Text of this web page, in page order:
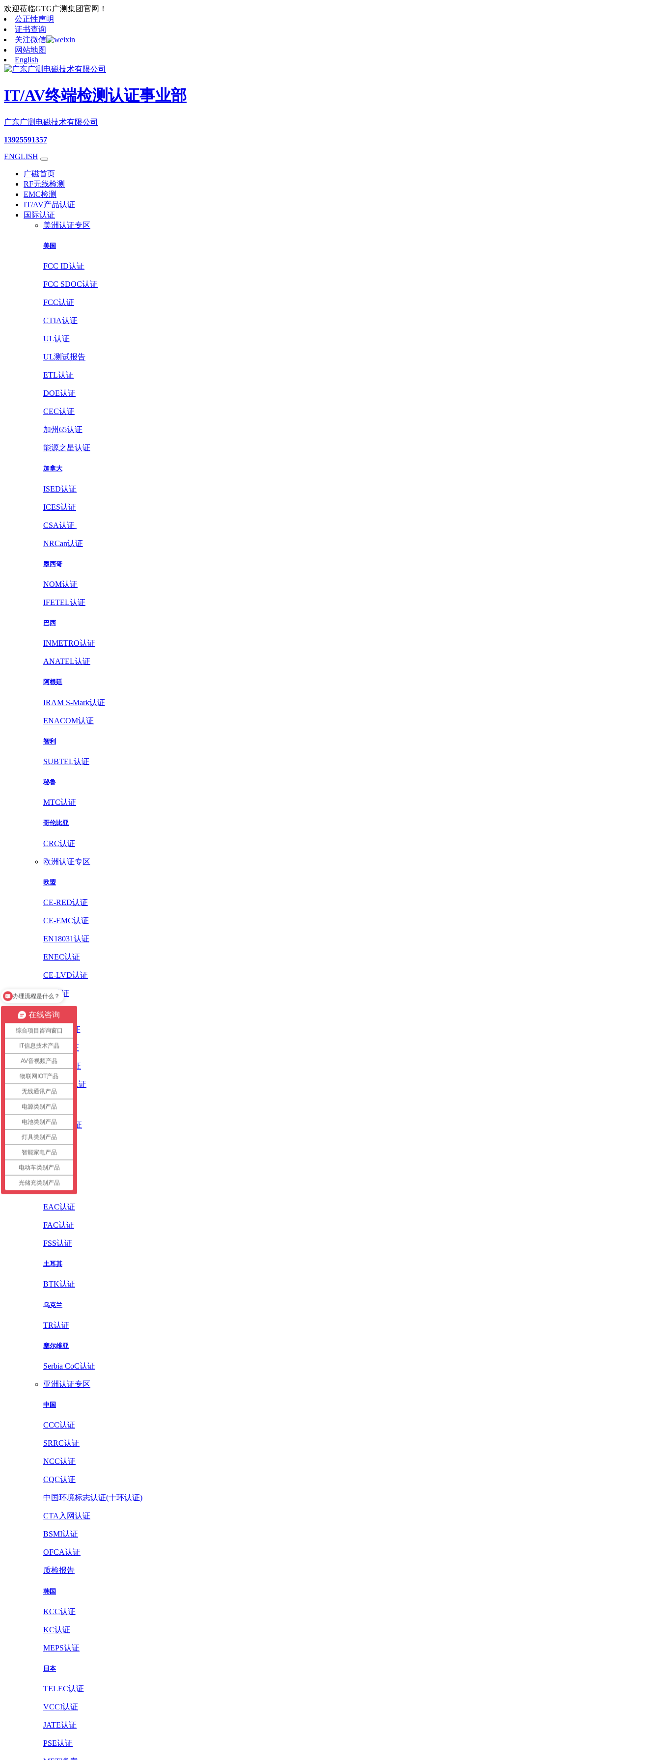
欢迎莅临GTG广测集团官网！
公正性声明
证书查询
关注微信
网站地图
English
IT/AV终端检测认证事业部
广东广测电磁技术有限公司
13925591357
ENGLISH
广磁首页
RF无线检测
EMC检测
IT/AV产品认证
国际认证
美洲认证专区
美国
FCC ID认证
FCC SDOC认证
FCC认证
CTIA认证
UL认证
UL测试报告
ETL认证
DOE认证
CEC认证
加州65认证
能源之星认证
加拿大
ISED认证
ICES认证
CSA认证
NRCan认证
墨西哥
NOM认证
IFETEL认证
巴西
INMETRO认证
ANATEL认证
阿根廷
IRAM S-Mark认证
ENACOM认证
智利
SUBTEL认证
秘鲁
MTC认证
哥伦比亚
CRC认证
欧洲认证专区
欧盟
CE-RED认证
CE-EMC认证
EN18031认证
ENEC认证
CE-LVD认证
CE认证
ErP认证
ROHS认证
PAHS认证
WEEE认证
REACH认证
英国
UKCA认证
德国
GS认证
俄罗斯
EAC认证
FAC认证
FSS认证
土耳其
BTK认证
乌克兰
TR认证
塞尔维亚
Serbia CoC认证
亚洲认证专区
中国
CCC认证
SRRC认证
NCC认证
CQC认证
中国环境标志认证(十环认证)
CTA入网认证
BSMI认证
OFCA认证
质检报告
韩国
KCC认证
KC认证
MEPS认证
日本
TELEC认证
VCCI认证
JATE认证
PSE认证
在线咨询
综合项目咨询窗口
IT信息技术产品
AV音视频产品
物联网IOT产品
无线通讯产品
电源类别产品
电池类别产品
灯具类别产品
智能家电产品
电动车类别产品
光储充类别产品
怎么办理认证？
办理流程是什么？